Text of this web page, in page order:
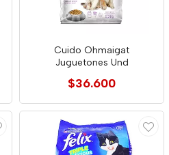
Cuido Ohmaigat
Juguetones Und
$36.600